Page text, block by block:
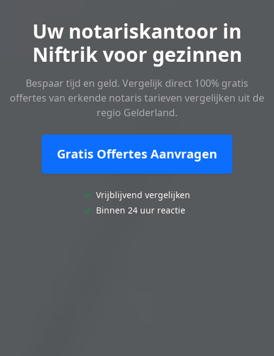
Uw notariskantoor in
Niftrik voor gezinnen
Bespaar tijd en geld. Vergelijk direct 100% gratis
offertes van erkende notaris tarieven vergelijken uit de
regio Gelderland.
Gratis Offertes Aanvragen
✓ Vrijblijvend vergelijken
✓ Binnen 24 uur reactie